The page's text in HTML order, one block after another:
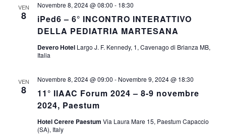
VEN
8
iPed6 – 6° INCONTRO INTERATTIVO
DELLA PEDIATRIA MARTESANA
Novembre 8, 2024 @ 08:00 - 18:30
Devero Hotel Largo J. F. Kennedy, 1, Cavenago di Brianza MB,
Italia
VEN
8
11° IIAAC Forum 2024 – 8-9 novembre
2024, Paestum
Novembre 8, 2024 @ 09:00 - Novembre 9, 2024 @ 18:30
Hotel Cerere Paestum Via Laura Mare 15, Paestum Capaccio
(SA), Italy